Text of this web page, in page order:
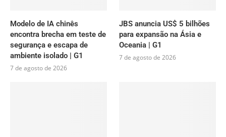
Modelo de IA chinês
encontra brecha em teste de
segurança e escapa de
ambiente isolado | G1
7 de agosto de 2026
JBS anuncia US$ 5 bilhões
para expansão na Ásia e
Oceania | G1
7 de agosto de 2026